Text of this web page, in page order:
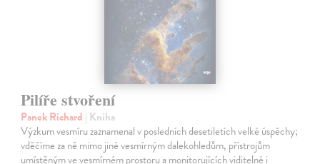
Pilíře stvoření
Panek Richard | Kniha
Výzkum vesmíru zaznamenal v posledních desetiletích velké úspěchy;
vděčíme za ně mimo jiné vesmírným dalekohledům, přístrojům
umístěným ve vesmírném prostoru a monitorujících viditelné i